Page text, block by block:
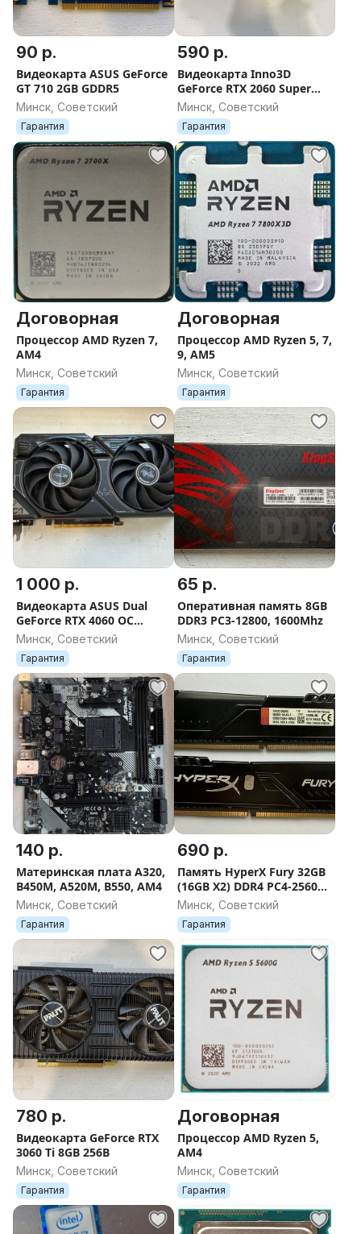
90 р.
Видеокарта ASUS GeForce
GT 710 2GB GDDR5
Минск, Советский
Гарантия
590 р.
Видеокарта Inno3D
GeForce RTX 2060 Super
Twin X2 8GB GDDR6
Минск, Советский
Гарантия
Договорная
Процессор AMD Ryzen 7,
AM4
Минск, Советский
Гарантия
Договорная
Процессор AMD Ryzen 5, 7,
9, AM5
Минск, Советский
Гарантия
1 000 р.
Видеокарта ASUS Dual
GeForce RTX 4060 OC
Edition 8GB GDDR6 DUAL
Минск, Советский
Гарантия
65 р.
Оперативная память 8GB
DDR3 PC3-12800, 1600Mhz
Минск, Советский
Гарантия
140 р.
Материнская плата A320,
B450M, A520M, B550, AM4
Минск, Советский
Гарантия
690 р.
Память HyperX Fury 32GB
(16GB X2) DDR4 PC4-25600
HX432C16FB3/16
Минск, Советский
Гарантия
780 р.
Видеокарта GeForce RTX
3060 Ti 8GB 256B
Минск, Советский
Гарантия
Договорная
Процессор AMD Ryzen 5,
AM4
Минск, Советский
Гарантия